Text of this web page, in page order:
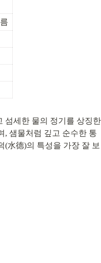
섬세한 물의 정기를 상징한
, 샘물처럼 깊고 순수한 통
(水德)의 특성을 가장 잘 보